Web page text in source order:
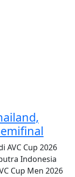
AVC Cup 2026
Indonesia
Cup Men 2026